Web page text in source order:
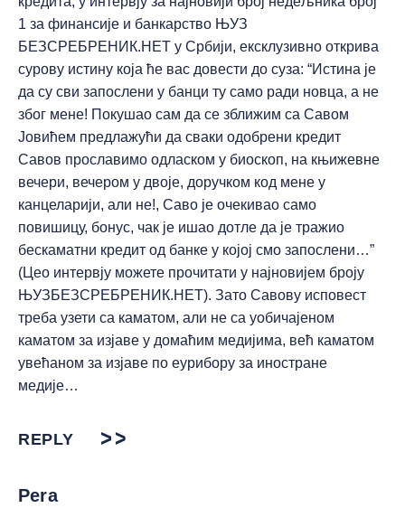
1 за финансије и банкарство ЊУЗ
БЕЗСРЕБРЕНИК.НЕТ у Србији, ексклузивно открива
сурову истину која ће вас довести до суза: “Истина је
да су сви запослени у банци ту само ради новца, а не
због мене! Покушао сам да се зближим са Савом
Јовићем предлажући да сваки одобрени кредит
Савов прославимо одласком у биоскоп, на књижевне
вечери, вечером у двоје, доручком код мене у
канцеларији, али не!, Саво је очекивао само
повишицу, бонус, чак је ишао дотле да је тражио
бескаматни кредит од банке у којој смо запослени…”
(Цео интервју можете прочитати у најновијем броју
ЊУЗБЕЗСРЕБРЕНИК.НЕТ). Зато Савову исповест
треба узети са каматом, али не са уобичајеном
каматом за изјаве у домаћим медијима, већ каматом
увећаном за изјаве по еурибору за иностране
медије…
REPLY
Pera